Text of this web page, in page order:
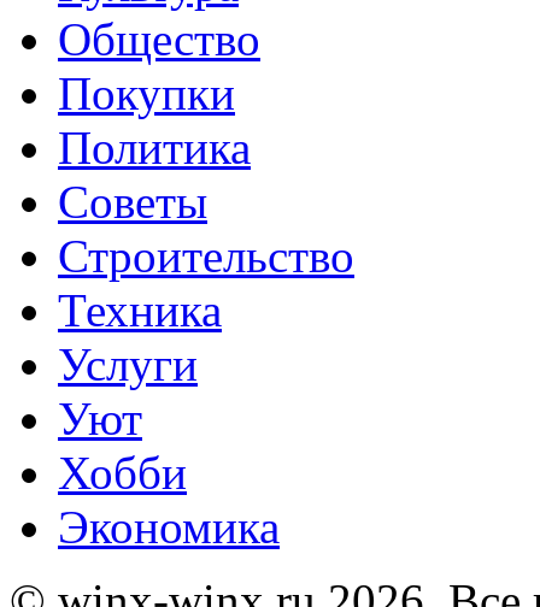
Общество
Покупки
Политика
Советы
Строительство
Техника
Услуги
Уют
Хобби
Экономика